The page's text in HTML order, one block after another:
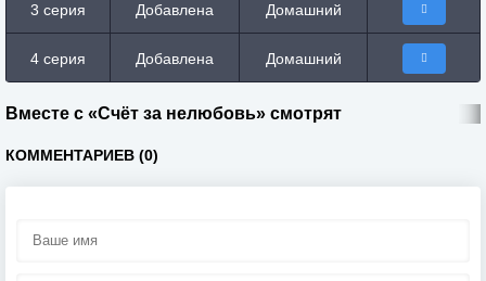
3 серия Добавлена Домашний
4 серия Добавлена Домашний
Вместе с «Счёт за нелюбовь» смотрят
КОММЕНТАРИЕВ (0)